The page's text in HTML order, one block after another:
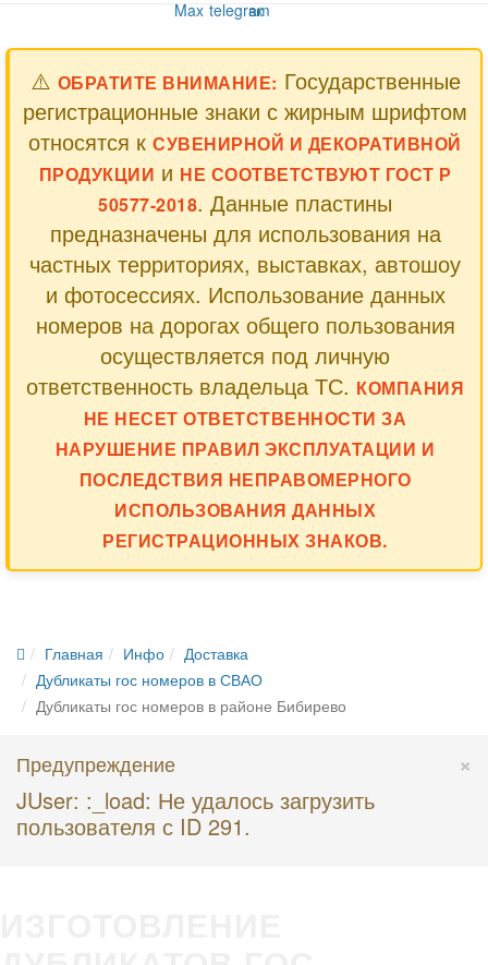
⚠️ ОБРАТИТЕ ВНИМАНИЕ: Государственные
регистрационные знаки с жирным шрифтом
относятся кСУВЕНИРНОЙ И ДЕКОРАТИВНОЙ
ПРОДУКЦИИ и НЕ СООТВЕТСТВУЮТ ГОСТ Р
50577-2018. Данные пластины
предназначены для использования на
частных территориях, выставках, автошоу
и фотосессиях. Использование данных
номеров на дорогах общего пользования
осуществляется под личную
ответственность владельца ТС. КОМПАНИЯ
НЕ НЕСЕТ ОТВЕТСТВЕННОСТИ ЗА
НАРУШЕНИЕ ПРАВИЛ ЭКСПЛУАТАЦИИ И
ПОСЛЕДСТВИЯ НЕПРАВОМЕРНОГО
ИСПОЛЬЗОВАНИЯ ДАННЫХ
РЕГИСТРАЦИОННЫХ ЗНАКОВ.
Главная Инфо
Доставка
Дубликаты гос номеров в СВАО
Дубликаты гос номеров в районе Бибирево
×
Предупреждение
JUser: :_load: Не удалось загрузить
пользователя с ID 291.